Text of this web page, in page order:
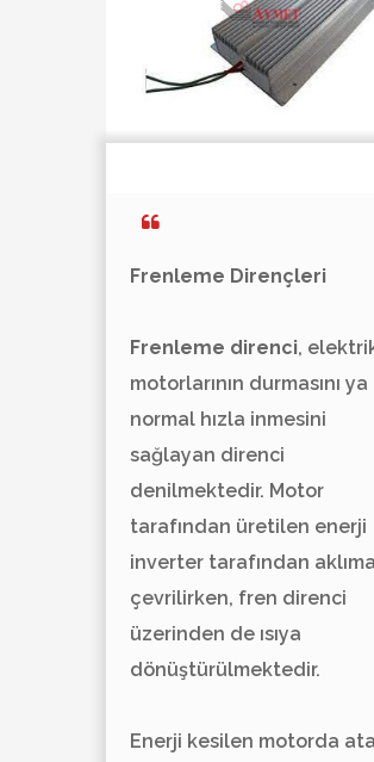
Frenleme Dirençleri
Frenleme direnci,
motorlarının durmasını
normal hızla inmesini
sağlayan direnci
denilmektedir. Motor
tarafından üretilen enerji
inverter tarafından aklıma
çevrilirken, fren direnci
üzerinden de ısıya
dönüştürülmektedir.
Enerji kesilen motorda